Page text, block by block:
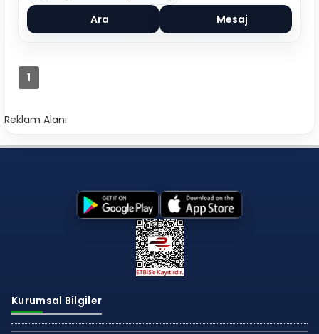
Ara Mesaj
1
Reklam Alanı
Kurumsal Bilgiler